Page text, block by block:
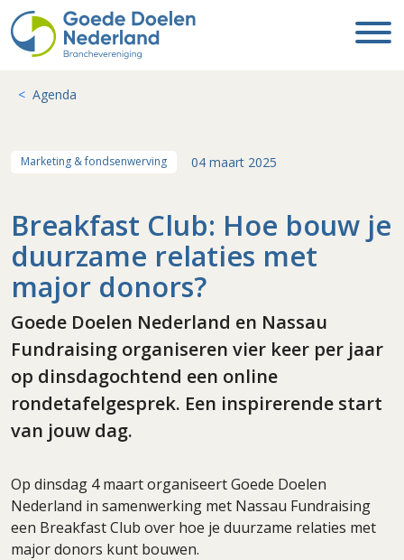
Agenda
Marketing & fondsenwerving 04 maart 2025
Breakfast Club: Hoe bouw je
duurzame relaties met
major donors?
Goede Doelen Nederland en Nassau
Fundraising organiseren vier keer per jaar
op dinsdagochtend een online
rondetafelgesprek. Een inspirerende start
van jouw dag.
Op dinsdag 4 maart organiseert Goede Doelen
Nederland in samenwerking met Nassau Fundraising
een Breakfast Club over hoe je duurzame relaties met
major donors kunt bouwen.